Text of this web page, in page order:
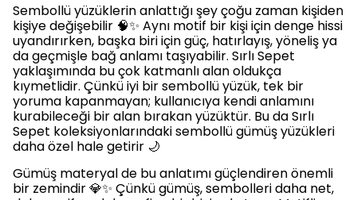
Sembollü yüzüklerin anlattığı şey çoğu zaman kişiden
kişiye değişebilir 🧠✨ Aynı motif bir kişi için denge hissi
uyandırırken, başka biri için güç, hatırlayış, yöneliş ya
da geçmişle bağ anlamı taşıyabilir. Sırlı Sepet
yaklaşımında bu çok katmanlı alan oldukça
kıymetlidir. Çünkü iyi bir sembollü yüzük, tek bir
yoruma kapanmayan; kullanıcıya kendi anlamını
kurabileceği bir alan bırakan yüzüktür. Bu da Sırlı
Sepet koleksiyonlarındaki sembollü gümüş yüzükleri
daha özel hale getirir 🌙
Gümüş materyal de bu anlatımı güçlendiren önemli
bir zemindir 💎✨ Çünkü gümüş, sembolleri daha net,